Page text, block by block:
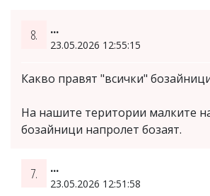
8. ...
23.05.2026 12:55:15
Какво правят "всички"
На нашите територии малките
бозайници напролет бозаят.
7. ...
23.05.2026 12:51:58